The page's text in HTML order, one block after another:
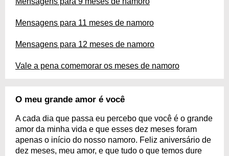
Mensagens para 11 meses de namoro
Mensagens para 12 meses de namoro
Vale a pena comemorar os meses de namoro
O meu grande amor é você
A cada dia que passa eu percebo que você é o grande
amor da minha vida e que esses dez meses foram
apenas o início do nosso namoro. Feliz aniversário de
dez meses, meu amor, e que tudo o que temos dure